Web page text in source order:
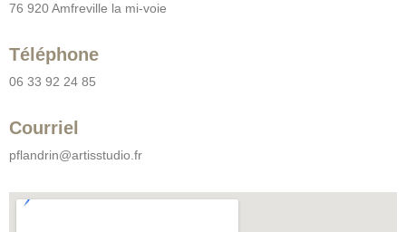
76 920 Amfreville la mi-voie
Téléphone
06 33 92 24 85
Courriel
pflandrin@artisstudio.fr